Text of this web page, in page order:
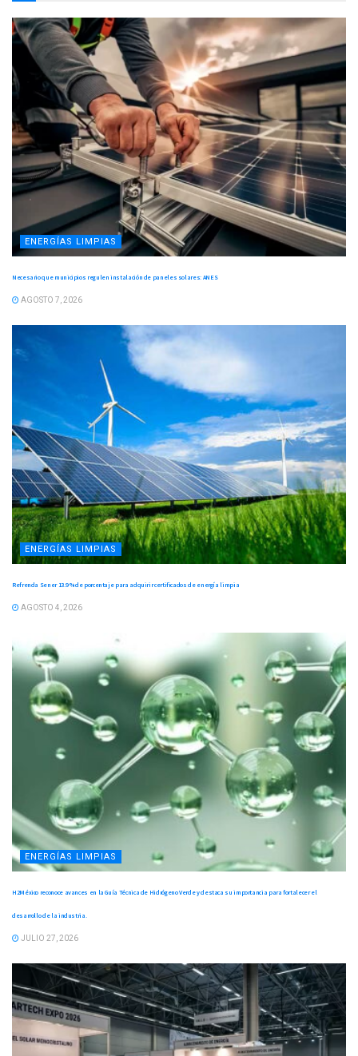
ENERGÍAS LIMPIAS
Necesario que municipios regulen instalación de paneles solares: ANES
AGOSTO 7, 2026
ENERGÍAS LIMPIAS
Refrenda Sener 13.9 % de porcentaje para adquirir certificados de energía limpia
AGOSTO 4, 2026
ENERGÍAS LIMPIAS
H2México reconoce avances en la Guía Técnica de Hidrógeno Verde y destaca su importancia para fortalecer el
desarrollo de la industria.
JULIO 27, 2026